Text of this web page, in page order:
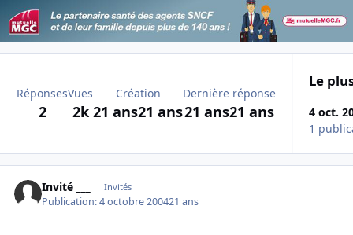
Réponses
2
Vues
2k
Création
21 ans21 ans
Dernière réponse
21 ans21 ans
Le
4 oct.
1
Invité ___ Invités
Publication:4 octobre 200421 ans